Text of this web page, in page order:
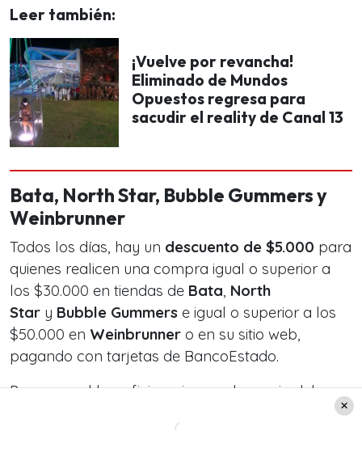
Leer también:
¡Vuelve por revancha!
Eliminado de Mundos
Opuestos regresa para
sacudir el reality de Canal 13
Bata, North Star, Bubble Gummers y
Weinbrunner
Todos los días, hay un descuento de $5.000 para
quienes realicen una compra igual o superior a
los $30.000 en tiendas de Bata, North
Star y Bubble Gummers e igual o superior a los
$50.000 en Weinbrunner o en su sitio web,
pagando con tarjetas de BancoEstado.
Para usar el beneficio, primero el usuario debe
sitio web.
Allí tiene que seleccionar una de las cuatro